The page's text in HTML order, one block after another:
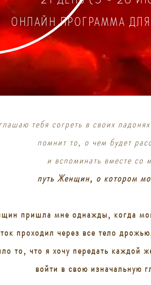
ОНЛАЙН ПРОГРАММА
тебя согреть в своих
помнит то, о чем будет
и вспоминать вместе со
путь Женщин, о котором
пришла мне однажды, когда
проходил через все тело
то, что я хочу передать каждой
войти в свою изначальную